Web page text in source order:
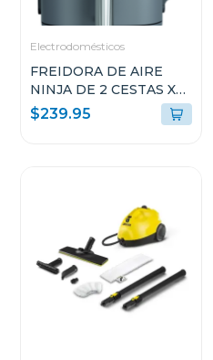
Electrodomésticos
FREIDORA DE AIRE
NINJA DE 2 CESTAS XL
10QT COLOR GRIS
SL401
$239.95